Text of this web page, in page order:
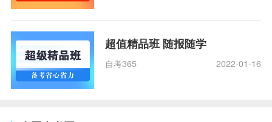
超值精品班 随报随学
自考365 2022-01-16